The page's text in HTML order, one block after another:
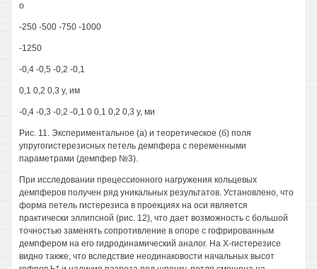
о
-250 -500 -750 -1000
-1250
-0,4 -0,5 -0,2 -0,1
0,1 0,2 0,3 у, им
-0,4 -0,3 -0,2 -0,1 0 0,1 0,2 0,3 у, ми
Рис. 11. Экспериментальное (а) и теоретическое (б) поля
упругогистерезисных петель демпфера с переменными
параметрами (демпфер №3).
При исследовании прецессионного нагружения кольцевых
демпферов получен ряд уникальных результатов. Установлено, что
форма петель гистерезиса в проекциях на оси является
практически эллипсной (рис. 12), что дает возможность с большой
точностью заменять сопротивление в опоре с гофрированным
демпфером на его гидродинамический аналог. На Х-гистерезисе
видно также, что вследствие неодинаковости начальных высот